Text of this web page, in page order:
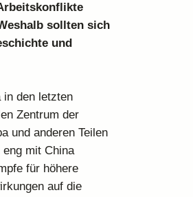
sollten sich
und
in den letzten
Zentrum der
und anderen Teilen
mit China
für höhere
auf die